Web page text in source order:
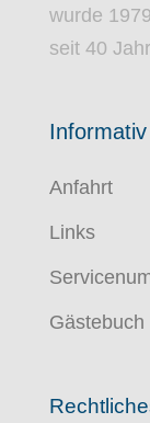
wurde 1979
seit 40
Informativ
Anfahrt
Links
Gästebuch